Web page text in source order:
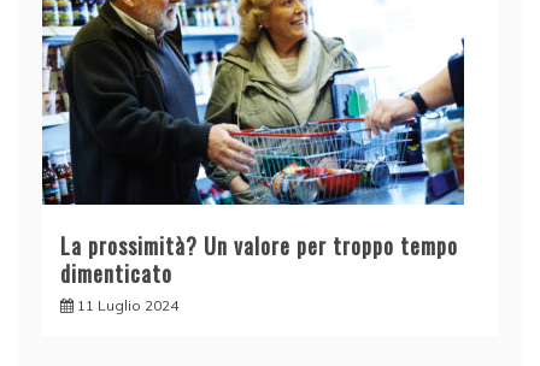
La prossimità? Un valore per troppo tempo
dimenticato
11 Luglio 2024